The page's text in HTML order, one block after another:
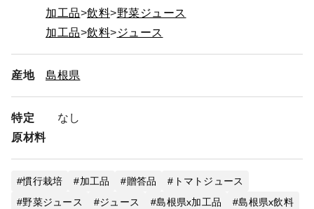
加工品
飲料
野菜ジュース
加工品
飲料 ジュース
産地 島根県
特定
原材料
なし
慣行栽培 加工品 贈答品
トマトジュース
野菜ジュース
ジュース 島根県x加工品
島根県x飲料